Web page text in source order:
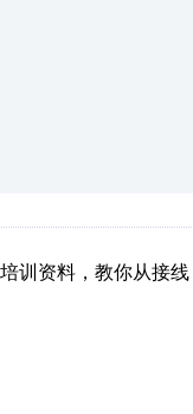
训资料，教你从接